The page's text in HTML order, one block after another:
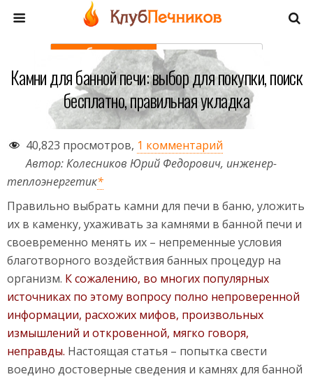
моб. версия полная
Камни для банной печи: выбор для покупки, поиск
бесплатно, правильная укладка
40,823 просмотров, 1 комментарий
Автор: Колесников Юрий Федорович, инженер-
теплоэнергетик*
Правильно выбрать камни для печи в баню, уложить
их в каменку, ухаживать за камнями в банной печи и
своевременно менять их – непременные условия
благотворного воздействия банных процедур на
организм. К сожалению, во многих популярных
источниках по этому вопросу полно непроверенной
информации, расхожих мифов, произвольных
измышлений и откровенной, мягко говоря,
неправды. Настоящая статья – попытка свести
воедино достоверные сведения и камнях для банной